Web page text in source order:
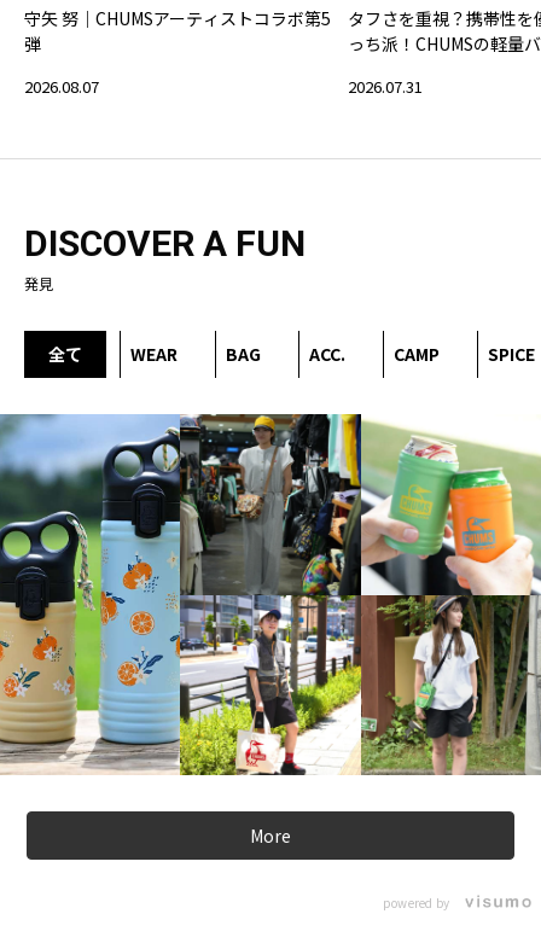
守矢 努｜CHUMSアーティストコラボ第5
弾
2026.08.07
タフさを重視？携帯性
っち派！CHUMSの軽量
2026.07.31
DISCOVER A FUN
発見
全て WEAR BAG ACC. CAMP SPICE
More
powered by